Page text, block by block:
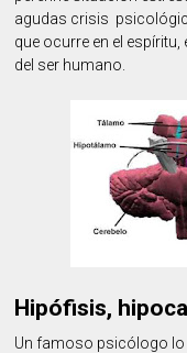
agudas crisis
que ocurre en el
del ser humano.
Hipófisis,
Un famoso psicólogo lo